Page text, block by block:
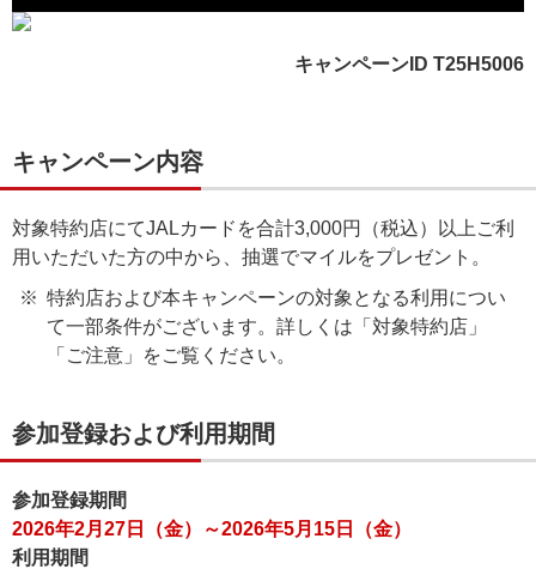
キャンペーンID T25H5006
キャンペーン内容
対象特約店にてJALカードを合計3,000円（税込）以上ご利
用いただいた方の中から、抽選でマイルをプレゼント。
特約店および本キャンペーンの対象となる利用につい
て一部条件がございます。詳しくは「対象特約店」
「ご注意」をご覧ください。
参加登録および利用期間
参加登録期間
2026年2月27日（金）～2026年5月15日（金）
利用期間